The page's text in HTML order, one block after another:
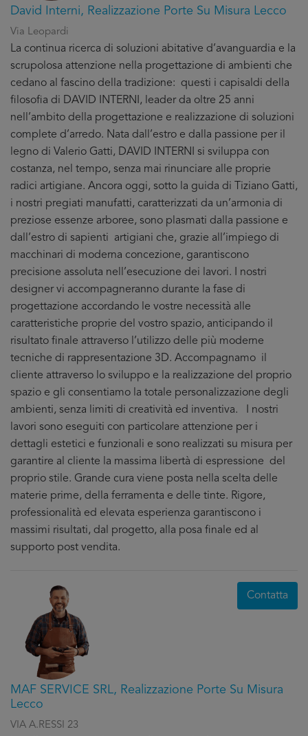
David Interni, Realizzazione Porte Su Misura Lecco
Via Leopardi
La continua ricerca di soluzioni abitative d’avanguardia e la
scrupolosa attenzione nella progettazione di ambienti che
cedano al fascino della tradizione: questi i capisaldi della
filosofia di DAVID INTERNI, leader da oltre 25 anni
nell’ambito della progettazione e realizzazione di soluzioni
complete d’arredo. Nata dall’estro e dalla passione per il
legno di Valerio Gatti, DAVID INTERNI si sviluppa con
costanza, nel tempo, senza mai rinunciare alle proprie
radici artigiane. Ancora oggi, sotto la guida di Tiziano Gatti,
i nostri pregiati manufatti, caratterizzati da un’armonia di
preziose essenze arboree, sono plasmati dalla passione e
dall’estro di sapienti artigiani che, grazie all’impiego di
macchinari di moderna concezione, garantiscono
precisione assoluta nell’esecuzione dei lavori. I nostri
designer vi accompagneranno durante la fase di
progettazione accordando le vostre necessità alle
caratteristiche proprie del vostro spazio, anticipando il
risultato finale attraverso l’utilizzo delle più moderne
tecniche di rappresentazione 3D. Accompagnamo il
cliente attraverso lo sviluppo e la realizzazione del proprio
spazio e gli consentiamo la totale personalizzazione degli
ambienti, senza limiti di creatività ed inventiva. I nostri
lavori sono eseguiti con particolare attenzione per i
dettagli estetici e funzionali e sono realizzati su misura per
garantire al cliente la massima libertà di espressione del
proprio stile. Grande cura viene posta nella scelta delle
materie prime, della ferramenta e delle tinte. Rigore,
professionalità ed elevata esperienza garantiscono i
massimi risultati, dal progetto, alla posa finale ed al
supporto post vendita.
MAF SERVICE SRL, Realizzazione Porte Su Misura
Lecco
VIA A.RESSI 23
Contatta